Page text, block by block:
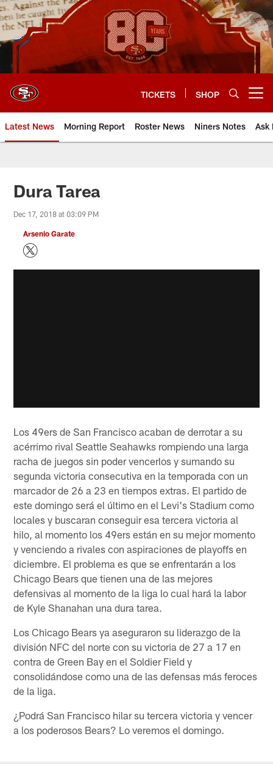
Skip
to
main
content
TICKETS SHOP
Latest News Morning Report Roster News Niners Notes Ask
Dura Tarea
Dec 17, 2018 at 03:09 PM
Arsenio Garate
Los 49ers de San Francisco acaban de derrotar a su
acérrimo rival Seattle Seahawks rompiendo una larga
racha de juegos sin poder vencerlos y sumando su
segunda victoria consecutiva en la temporada con un
marcador de 26 a 23 en tiempos extras. El partido de
este domingo será el último en el Levi's Stadium como
locales y buscaran conseguir esa tercera victoria al
hilo, al momento los 49ers están en su mejor momento
y venciendo a rivales con aspiraciones de playoffs en
diciembre. El problema es que se enfrentarán a los
Chicago Bears que tienen una de las mejores
defensivas al momento de la liga lo cual hará la labor
de Kyle Shanahan una dura tarea.
Los Chicago Bears ya aseguraron su liderazgo de la
división NFC del norte con su victoria de 27 a 17 en
contra de Green Bay en el Soldier Field y
consolidándose como una de las defensas más feroces
de la liga.
¿Podrá San Francisco hilar su tercera victoria y vencer
a los poderosos Bears? Lo veremos el domingo.